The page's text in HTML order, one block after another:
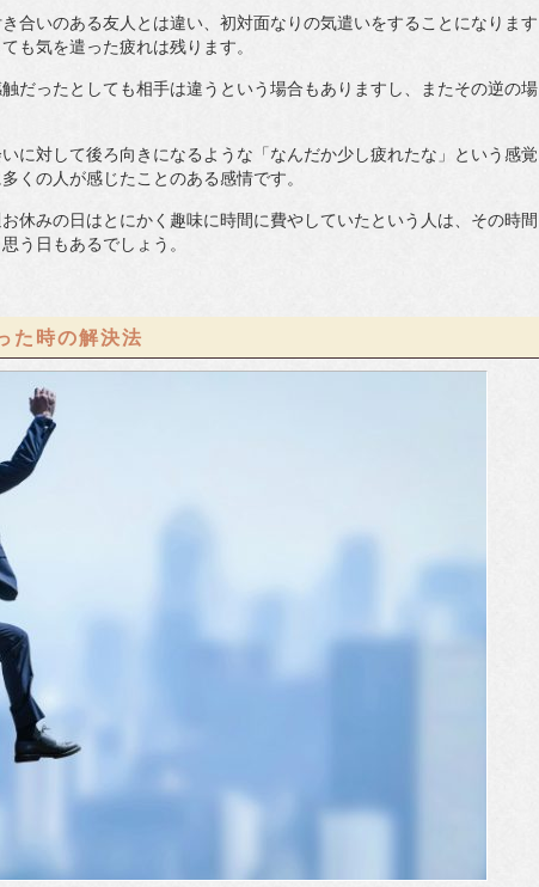
合いのある友人とは違い、初対面なりの気遣いをすることになります
も気を遣った疲れは残ります。
だったとしても相手は違うという場合もありますし、またその逆の場
に対して後ろ向きになるような「なんだか少し疲れたな」という感覚
くの人が感じたことのある感情です。
休みの日はとにかく趣味に時間に費やしていたという人は、その時間
う日もあるでしょう。
た時の解決法